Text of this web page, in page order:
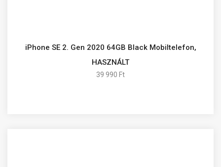
iPhone SE 2. Gen 2020 64GB Black Mobiltelefon,
HASZNÁLT
39 990 Ft